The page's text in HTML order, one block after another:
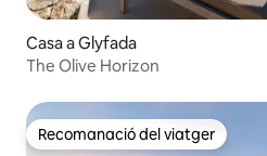
Casa a Glyfada
The Olive Horizon
Recomanació del viatger
Recomanació del viatger